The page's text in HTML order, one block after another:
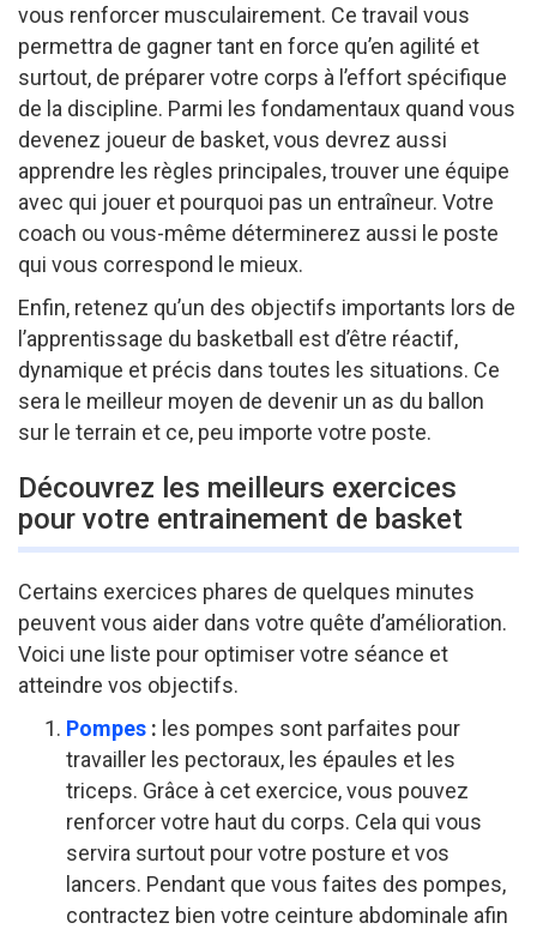
vous renforcer musculairement. Ce travail vous
permettra de gagner tant en force qu’en agilité et
surtout, de préparer votre corps à l’effort spécifique
de la discipline. Parmi les fondamentaux quand vous
devenez joueur de basket, vous devrez aussi
apprendre les règles principales, trouver une équipe
avec qui jouer et pourquoi pas un entraîneur. Votre
coach ou vous-même déterminerez aussi le poste
qui vous correspond le mieux.
Enfin, retenez qu’un des objectifs importants lors de
l’apprentissage du basketball est d’être réactif,
dynamique et précis dans toutes les situations. Ce
sera le meilleur moyen de devenir un as du ballon
sur le terrain et ce, peu importe votre poste.
Découvrez les meilleurs exercices
pour votre entrainement de basket
Certains exercices phares de quelques minutes
peuvent vous aider dans votre quête d’amélioration.
Voici une liste pour optimiser votre séance et
atteindre vos objectifs.
Pompes : les pompes sont parfaites pour
travailler les pectoraux, les épaules et les
triceps. Grâce à cet exercice, vous pouvez
renforcer votre haut du corps. Cela qui vous
servira surtout pour votre posture et vos
lancers. Pendant que vous faites des pompes,
contractez bien votre ceinture abdominale afin